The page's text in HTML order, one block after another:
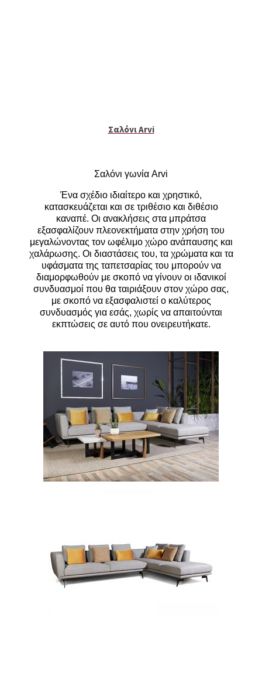
Σαλόνι Arvi
Σαλόνι γωνία Arvi
Ένα σχέδιο ιδιαίτερο και χρηστικό,
κατασκευάζεται και σε τριθέσιο και διθέσιο
καναπέ. Οι ανακλήσεις στα μπράτσα
εξασφαλίζουν πλεονεκτήματα στην χρήση του
μεγαλώνοντας τον ωφέλιμο χώρο ανάπαυσης και
χαλάρωσης. Οι διαστάσεις του, τα χρώματα και τα
υφάσματα της ταπετσαρίας του μπορούν να
διαμορφωθούν με σκοπό να γίνουν οι ιδανικοί
συνδυασμοί που θα ταιριάξουν στον χώρο σας,
με σκοπό να εξασφαλιστεί ο καλύτερος
συνδυασμός για εσάς, χωρίς να απαιτούνται
εκπτώσεις σε αυτό που ονειρευτήκατε.